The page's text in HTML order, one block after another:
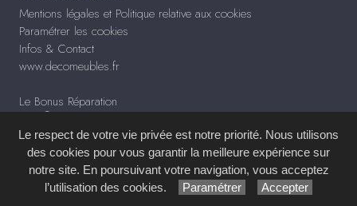
Mentions légales et Politique relative aux cookies
Paramétrer les cookies
Infos & Contact
www.decomeubles.fr
Le Bonus Réparation
Site réalisé avec leSystème de Gestion de Contenu (SGC)imagenia, créé et
développé en France parmémoire d'images.
Le respect de votre vie privée est notre priorité. Nous utilisons
des cookies pour vous garantir la meilleure expérience sur
notre site. En poursuivant votre navigation, vous acceptez
l’utilisation des cookies.
Paramétrer Accepter